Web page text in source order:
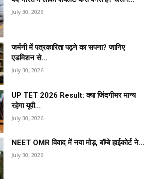
July 30, 2026
जर्मनी में पत्रकारिता पढ़ने का सपना? जानिए
एडमिशन से...
July 30, 2026
UP TET 2026 Result: क्या जिंदगीभर मान्य
रहेगा यूपी...
July 30, 2026
NEET OMR विवाद में नया मोड़, बॉम्बे हाईकोर्ट ने...
July 30, 2026